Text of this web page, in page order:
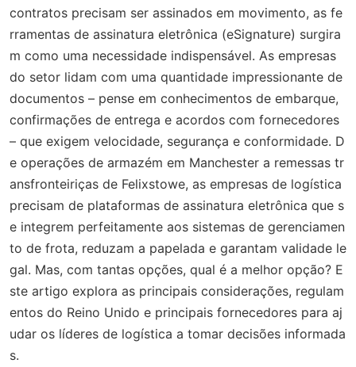
contratos precisam ser assinados em movimento, as fe
rramentas de assinatura eletrônica (eSignature) surgira
m como uma necessidade indispensável. As empresas
do setor lidam com uma quantidade impressionante de
documentos – pense em conhecimentos de embarque,
confirmações de entrega e acordos com fornecedores
– que exigem velocidade, segurança e conformidade. D
e operações de armazém em Manchester a remessas tr
ansfronteiriças de Felixstowe, as empresas de logística
precisam de plataformas de assinatura eletrônica que s
e integrem perfeitamente aos sistemas de gerenciamen
to de frota, reduzam a papelada e garantam validade le
gal. Mas, com tantas opções, qual é a melhor opção? E
ste artigo explora as principais considerações, regulam
entos do Reino Unido e principais fornecedores para aj
udar os líderes de logística a tomar decisões informada
s.